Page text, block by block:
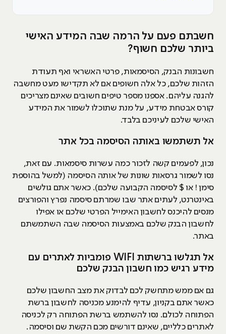
חשבתם פעם על הרמה שבה המידע האישי
ביותר שלכם חשוף?
חשבונות הבנק, הסיסמאות, פרטי האשראי ואף תעודת
הזהות שלכם, כל אלה חשופים אם לא תקדישו מעט מחשבה
להגנה עליהם. אספנו מספר טיפים חשובים שאינם מצריכים
קורס אבטחת מידע, על מנת שתוכלו לשמור את המידע
האישי שלכם לעיניכם בלבד.
אל תשתמשו באותה הסיסמה בכל אתר
נכון, לפעמים קשה לזכור כמה עשרות סיסמאות. עם זאת,
נסו לשמור גרסאות שונות של אותה הסיסמה (למשל בהוספת
סימן ! או $ לסיסמה הקבועה שלכם). כאשר אתם גולשים
באינטרנט, לעתים אתר שבו שמרתם סיסמה נפרץ והפורצים
מנסים להיכנס לחשבון האימייל הפרטי שלכם או אפילו
לחשבון הבנק שלכם באמצעות הסיסמה שבה השתמשתם
באתר.
אל תגלשו ברשתות WIFI פומביות לאתרים עם
מידע רגיש כמו חשבון הבנק שלכם
גם אם ממש מתחשק לכם לבדוק את מצב החשבון שלכם
כאשר אתם בקניון, עדיף להימנע מכניסה לחשבון ברשת
הפתוחה לכולם. נסו להשתמש ברשת הפתוחה רק לכניסה
לאתרים כלליים, שאינם דורשים מכם הקשת שם וסיסמה.